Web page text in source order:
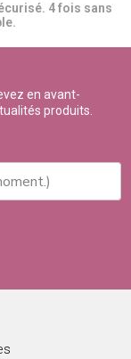
4 fois sans
en avant-
produits.